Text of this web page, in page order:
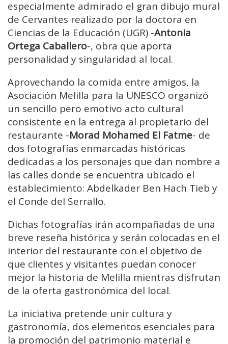
especialmente admirado el gran dibujo mural
de Cervantes realizado por la doctora en
Ciencias de la Educación (UGR) -Antonia
Ortega Caballero-, obra que aporta
personalidad y singularidad al local.
Aprovechando la comida entre amigos, la
Asociación Melilla para la UNESCO organizó
un sencillo pero emotivo acto cultural
consistente en la entrega al propietario del
restaurante -Morad Mohamed El Fatme- de
dos fotografías enmarcadas históricas
dedicadas a los personajes que dan nombre a
las calles donde se encuentra ubicado el
establecimiento: Abdelkader Ben Hach Tieb y
el Conde del Serrallo.
Dichas fotografías irán acompañadas de una
breve reseña histórica y serán colocadas en el
interior del restaurante con el objetivo de
que clientes y visitantes puedan conocer
mejor la historia de Melilla mientras disfrutan
de la oferta gastronómica del local.
La iniciativa pretende unir cultura y
gastronomía, dos elementos esenciales para
la promoción del patrimonio material e